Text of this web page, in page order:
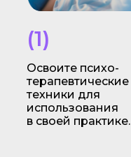
Освоите психо-
терапевтические
техники для
использования
в своей практике.
(1)